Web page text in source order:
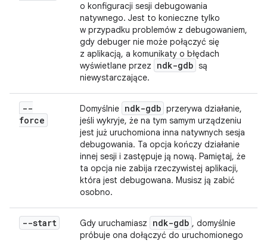
o konfiguracji sesji debugowania
natywnego. Jest to konieczne tylko
w przypadku problemów z debugowaniem,
gdy debuger nie może połączyć się
z aplikacją, a komunikaty o błędach
wyświetlane przez
ndk-gdb są
niewystarczające.
--
force
Domyślnie ndk-gdb przerywa działanie,
jeśli wykryje, że na tym samym urządzeniu
jest już uruchomiona inna natywnych sesja
debugowania. Ta opcja kończy działanie
innej sesji i zastępuje ją nową. Pamiętaj, że
ta opcja nie zabija rzeczywistej aplikacji,
która jest debugowana. Musisz ją zabić
osobno.
--start Gdy uruchamiasz ndk-gdb , domyślnie
próbuje ona dołączyć do uruchomionego